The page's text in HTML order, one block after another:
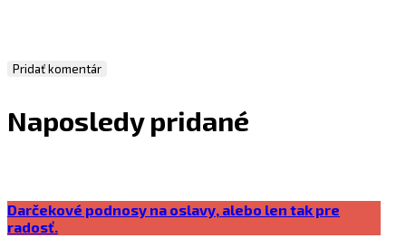
Naposledy pridané
Darčekové podnosy na oslavy, alebo len tak pre
radosť.